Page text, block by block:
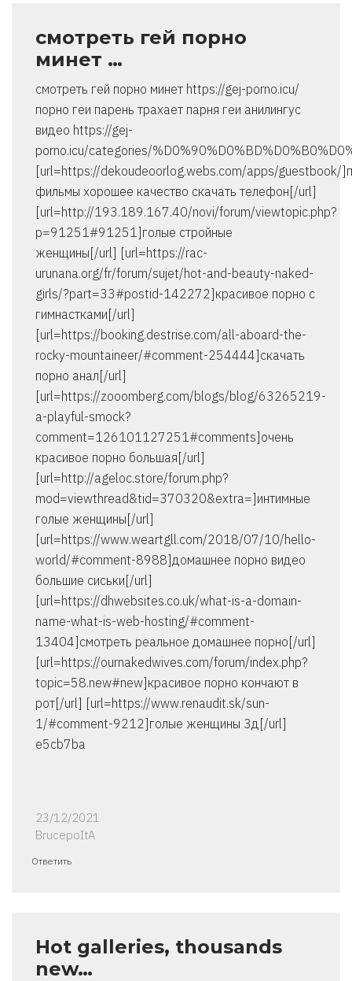
смотреть гей порно
минет …
смотреть гей порно минет https://gej-porno.icu/
порно геи парень трахает парня геи анилингус
видео https://gej-
porno.icu/categories/
[url=https://dekoudeoorlog.webs.com/apps/guestbook/
фильмы хорошее качество скачать телефон[/url]
[url=http://193.189.167.40/novi/forum/viewtopic.php?
p=91251#91251]голые стройные
женщины[/url] [url=https://rac-
urunana.org/fr/forum/sujet/hot-and-beauty-naked-
girls/?part=33#postid-142272]красивое порно с
гимнастками[/url]
[url=https://booking.destrise.com/all-aboard-the-
rocky-mountaineer/#comment-254444]скачать
порно анал[/url]
[url=https://zooomberg.com/blogs/blog/63265219-
a-playful-smock?
comment=126101127251#comments]очень
красивое порно большая[/url]
[url=http://ageloc.store/forum.php?
mod=viewthread&tid=370320&extra=]интимные
голые женщины[/url]
[url=https://www.weartgll.com/2018/07/10/hello-
world/#comment-8988]домашнее порно видео
большие сиськи[/url]
[url=https://dhwebsites.co.uk/what-is-a-domain-
name-what-is-web-hosting/#comment-
13404]смотреть реальное домашнее порно[/url]
[url=https://ournakedwives.com/forum/index.php?
topic=58.new#new]красивое порно кончают в
рот[/url] [url=https://www.renaudit.sk/sun-
1/#comment-9212]голые женщины 3д[/url]
e5cb7ba
23/12/2021
BrucepoItA
Ответить
Hot galleries, thousands
new…